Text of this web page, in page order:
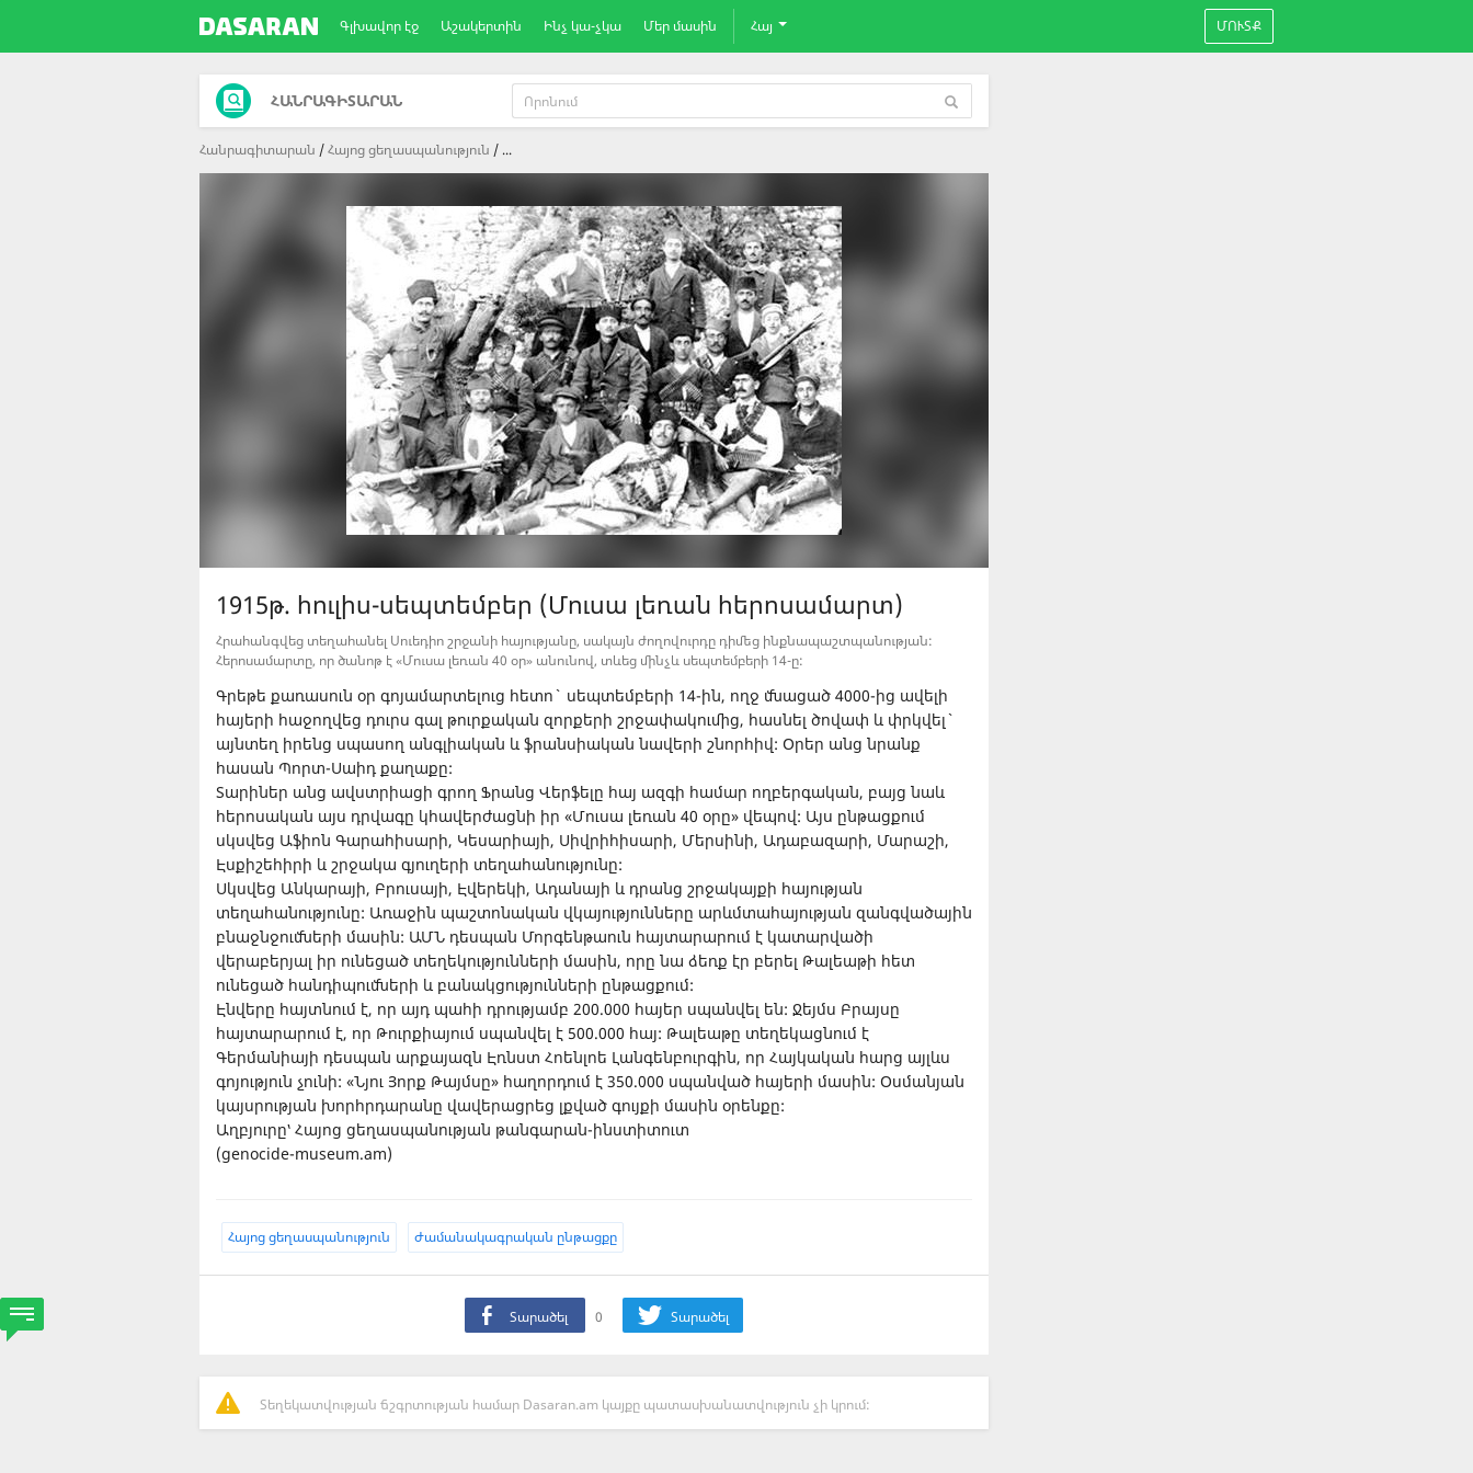
Գլխավոր էջ Աշակերտին Ինչ կա-չկա Մեր մասին Հայ ՄՈՒՏՔ
ՀԱՆՐԱԳԻՏԱՐԱՆ
Հանրագիտարան Հայոց ցեղասպանություն ...
1915թ. հուլիս-սեպտեմբեր (Մուսա լեռան հերոսամարտ)
Հրահանգվեց տեղահանել Սուեդիո շրջանի հայությանը, սակայն ժողովուրդը դիմեց ինքնապաշտպանության:
Հերոսամարտը, որ ծանոթ է «Մուսա լեռան 40 օր» անունով, տևեց մինչև սեպտեմբերի 14-ը:
Գրեթե քառասուն օր գոյամարտելուց հետո` սեպտեմբերի 14-ին, ողջ մնացած 4000-ից ավելի
հայերի հաջողվեց դուրս գալ թուրքական զորքերի շրջափակումից, հասնել ծովափ և փրկվել`
այնտեղ իրենց սպասող անգլիական և ֆրանսիական նավերի շնորհիվ: Օրեր անց նրանք
հասան Պորտ-Սաիդ քաղաքը:
Տարիներ անց ավստրիացի գրող Ֆրանց Վերֆելը հայ ազգի համար ողբերգական, բայց նաև
հերոսական այս դրվագը կհավերժացնի իր «Մուսա լեռան 40 օրը» վեպով: Այս ընթացքում
սկսվեց Աֆիոն Գարահիսարի, Կեսարիայի, Սիվրիհիսարի, Մերսինի, Ադաբազարի, Մարաշի,
Էսքիշեհիրի և շրջակա գյուղերի տեղահանությունը:
Սկսվեց Անկարայի, Բրուսայի, Էվերեկի, Ադանայի և դրանց շրջակայքի հայության
տեղահանությունը: Առաջին պաշտոնական վկայությունները արևմտահայության զանգվածային
բնաջնջումների մասին: ԱՄՆ դեսպան Մորգենթաուն հայտարարում է կատարվածի
վերաբերյալ իր ունեցած տեղեկությունների մասին, որը նա ձեռք էր բերել Թալեաթի հետ
ունեցած հանդիպումների և բանակցությունների ընթացքում:
Էնվերը հայտնում է, որ այդ պահի դրությամբ 200.000 հայեր սպանվել են: Ջեյմս Բրայսը
հայտարարում է, որ Թուրքիայում սպանվել է 500.000 հայ: Թալեաթը տեղեկացնում է
Գերմանիայի դեսպան արքայազն Էռնստ Հոենլոե Լանգենբուրգին, որ Հայկական հարց այլևս
գոյություն չունի: «Նյու Յորք Թայմսը» հաղորդում է 350.000 սպանված հայերի մասին: Օսմանյան
կայսրության խորհրդարանը վավերացրեց լքված գույքի մասին օրենքը:
Աղբյուրը՝ Հայոց ցեղասպանության թանգարան-ինստիտուտ
(genocide-museum.am)
Հայոց ցեղասպանություն Ժամանակագրական ընթացքը
Տարածել 0 Տարածել
Տեղեկատվության ճշգրտության համար Dasaran.am կայքը պատասխանատվություն չի կրում: